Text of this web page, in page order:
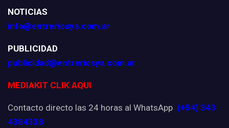
NOTICIAS
info@entreriosya.com.ar
PUBLICIDAD
publicidad@entreriosya.com.ar
MEDIAKIT CLIK AQUI
Contacto directo las 24 horas al WhatsApp (+54) 343
4384338